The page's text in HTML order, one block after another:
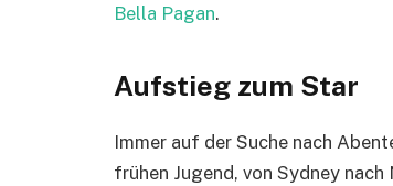
Bella Pagan.
Aufstieg zum Star
Immer auf der Suche nach
frühen Jugend, von Sydney